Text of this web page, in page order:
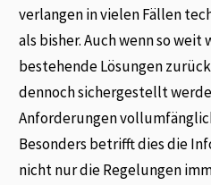
verlangen in vielen Fällen
als bisher. Auch wenn so weit
bestehende Lösungen
dennoch sichergestellt
Anforderungen
Besonders betrifft dies die
nicht nur die Regelungen